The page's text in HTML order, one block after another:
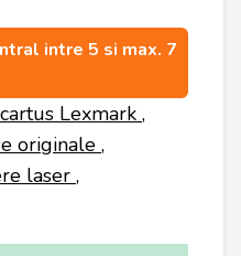
intre 5 si max. 7
cartus Lexmark ,
originale ,
laser ,